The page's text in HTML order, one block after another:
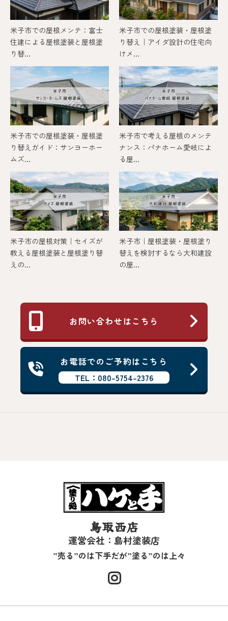
米子市での屋根メンテ：富士
住建による屋根塗装と屋根塗
り替...
米子市での屋根塗装・屋根塗
り替え｜アイダ設計の住宅向
けメ...
米子市での屋根塗装・屋根塗
り替えガイド：サンヨーホー
ムズ...
米子市で考える屋根のメンテ
ナンス：パナホーム愛岐によ
る屋...
米子市の屋根対策｜セイズが
教える屋根塗装と屋根塗り替
えの...
米子市｜屋根塗装・屋根塗り
替えを検討するなら大和建設
の屋...
お問い合わせはこちら
お電話でのご予約はこちら
TEL：080-5754-2376
鳥取西店
運営会社：島村塗装店
”売る”のは下手だが”塗る”のは上々